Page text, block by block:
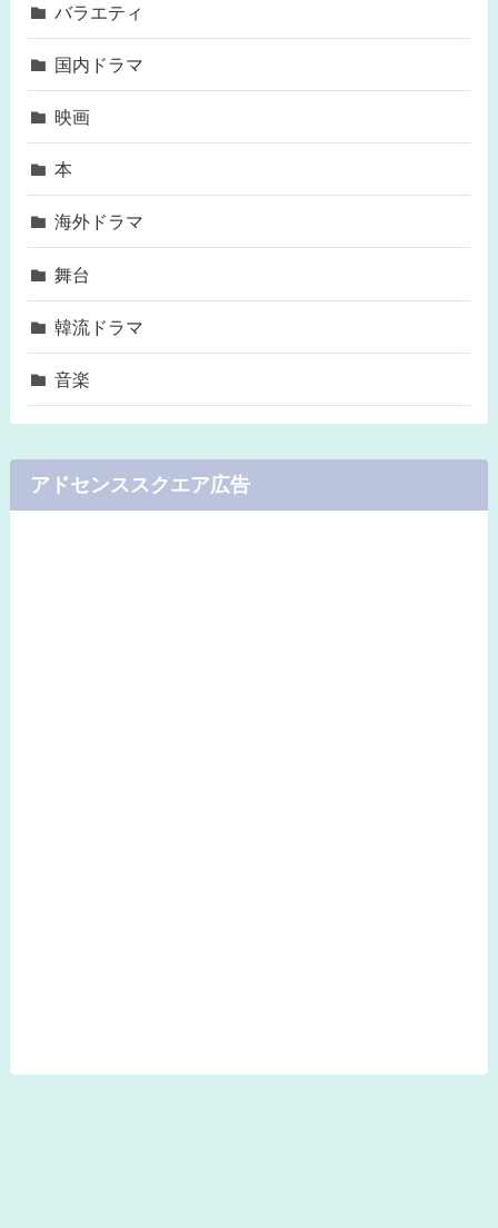
バラエティ
国内ドラマ
映画
本
海外ドラマ
舞台
韓流ドラマ
音楽
アドセンススクエア広告